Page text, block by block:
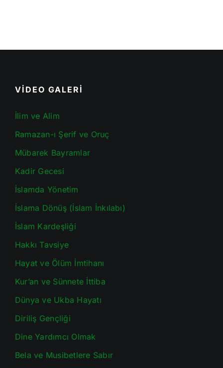
VİDEO GALERİ
İlim ve Alim
Ramazan-ı Şerif ve Oruç
Mübarek Bayramlar
Kadir Gecesi
İslamda Yönetim
İslama Dönüş (İslam İnkılabı)
İslam Kardeşliği
Hakkı Tavsiye
Hayat ve Ölüm İmtihanı
Kur’an ve Sünnete İttiba
Dünya ve Ukba Hayatı
Diriliş Gençliği
Dine Yardımcı Olmak
Bela ve Musibetlere Sabır